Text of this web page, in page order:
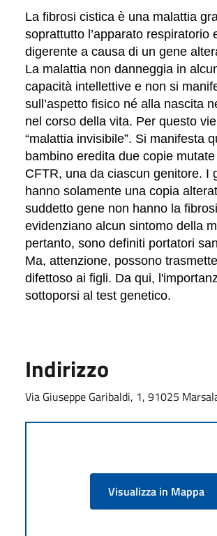
La fibrosi cistica è una malattia
soprattutto l’apparato respiratorio
digerente a causa di un gene
La malattia non danneggia in
capacità intellettive e non si
sull’aspetto fisico né alla nascita
nel corso della vita. Per questo
“malattia invisibile”. Si manifesta
bambino eredita due copie mutate
CFTR, una da ciascun genitore. I
hanno solamente una copia
suddetto gene non hanno la
evidenziano alcun sintomo della
pertanto, sono definiti portatori
Ma, attenzione, possono
difettoso ai figli. Da qui,
sottoporsi al test genetico.
Indirizzo
Via Giuseppe Garibaldi, 1, 91025
Visualizza in Mappa